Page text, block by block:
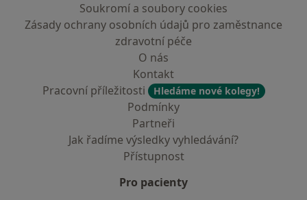
Soukromí a soubory cookies
Zásady ochrany osobních údajů pro zaměstnance
zdravotní péče
O nás
Kontakt
Pracovní příležitosti
Hledáme nové kolegy!
Podmínky
Partneři
Jak řadíme výsledky vyhledávání?
Přístupnost
Pro pacienty